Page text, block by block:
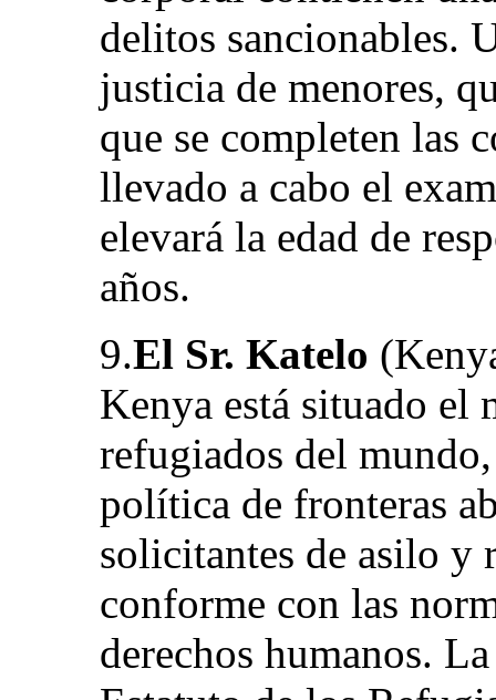
delitos sancionables.
justicia de menores,
que se completen las
llevado a cabo el
elevará la edad de
años.
9.El Sr. Katelo
Kenya está situado el
refugiados del
política de fronteras
solicitantes de asilo y
conforme con las
derechos humanos.